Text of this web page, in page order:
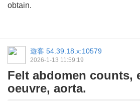
obtain.
遊客 54.39.18.x:10579
2026-1-13 11:59:19
Felt abdomen counts,
oeuvre, aorta.